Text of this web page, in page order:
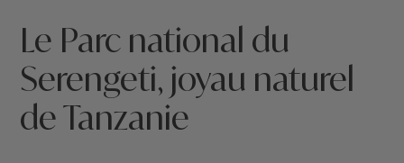
Le Parc national du
Serengeti, joyau naturel
de Tanzanie